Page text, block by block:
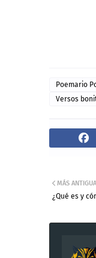
Poemario
Versos
MÁS ANTIGUA
¿Qué es y